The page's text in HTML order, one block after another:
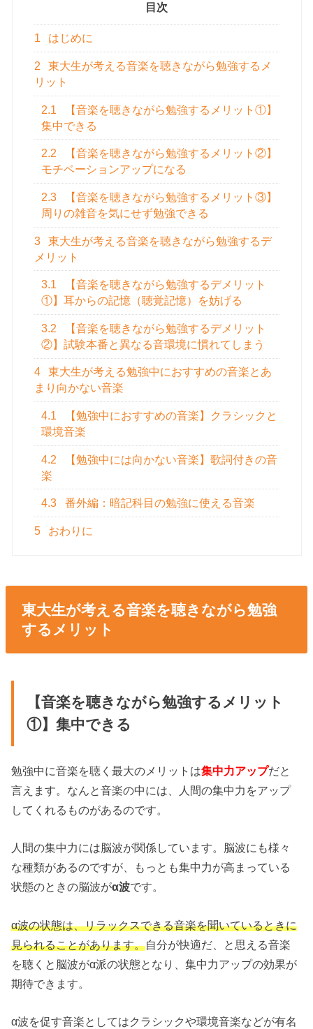
目次
1 はじめに
2
東大生が考える音楽を聴きながら勉強するメ
リット
2.1
【音楽を聴きながら勉強するメリット①】
集中できる
2.2
【音楽を聴きながら勉強するメリット②】
モチベーションアップになる
2.3
【音楽を聴きながら勉強するメリット③】
周りの雑音を気にせず勉強できる
3
東大生が考える音楽を聴きながら勉強するデ
メリット
3.1
【音楽を聴きながら勉強するデメリット
①】耳からの記憶（聴覚記憶）を妨げる
3.2
【音楽を聴きながら勉強するデメリット
②】試験本番と異なる音環境に慣れてしまう
4
東大生が考える勉強中におすすめの音楽とあ
まり向かない音楽
4.1
【勉強中におすすめの音楽】クラシックと
環境音楽
4.2
【勉強中には向かない音楽】歌詞付きの音
楽
4.3 番外編：暗記科目の勉強に使える音楽
5 おわりに
東大生が考える音楽を聴きながら勉強
するメリット
【音楽を聴きながら勉強するメリット
①】集中できる
勉強中に音楽を聴く最大のメリットは集中力アップだと
言えます。なんと音楽の中には、人間の集中力をアップ
してくれるものがあるのです。
人間の集中力には脳波が関係しています。脳波にも様々
な種類があるのですが、もっとも集中力が高まっている
状態のときの脳波がα波です。
α波の状態は、リラックスできる音楽を聞いているときに
見られることがあります。自分が快適だ、と思える音楽
を聴くと脳波がα派の状態となり、集中力アップの効果が
期待できます。
α波を促す音楽としてはクラシックや環境音楽などが有名